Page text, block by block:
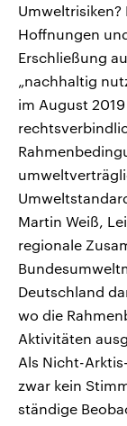
Hoffnungen
Erschließung
„nachhaltig
im August
Martin Weiß,
regionale
Deutschland
wo die
Aktivitäten
Als Nicht-
zwar kein
ständige